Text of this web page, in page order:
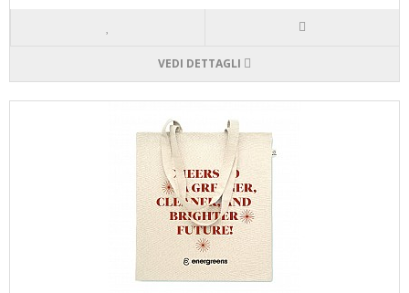
VEDI DETTAGLI